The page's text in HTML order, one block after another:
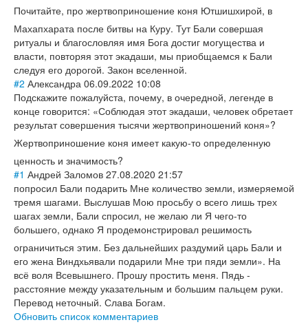
Почитайте, про жертвоприношение коня Ютшишхирой, в
Махапхарата после битвы на Куру. Тут Бали совершая
ритуалы и благословляя имя Бога достиг могущества и
власти, повторяя этот экадаши, мы приобщаемся к Бали
следуя его дорогой. Закон вселенной.
#2 Александра 06.09.2022 10:08
Подскажите пожалуйста, почему, в очередной, легенде в
конце говорится: «Соблюдая этот экадаши, человек обретает
результат совершения тысячи жертвоприношений коня»?
Жертвоприношение коня имеет какую-то определенную
ценность и значимость?
#1 Андрей Заломов 27.08.2020 21:57
попросил Бали подарить Мне количество земли, измеряемой
тремя шагами. Выслушав Мою просьбу о всего лишь трех
шагах земли, Бали спросил, не желаю ли Я чего-то
большего, однако Я продемонстрировал решимость
ограничиться этим. Без дальнейших раздумий царь Бали и
его жена Виндхьявали подарили Мне три пяди земли». На
всё воля Всевышнего. Прошу простить меня. Пядь -
расстояние между указательным и большим пальцем руки.
Перевод неточный. Слава Богам.
Обновить список комментариев